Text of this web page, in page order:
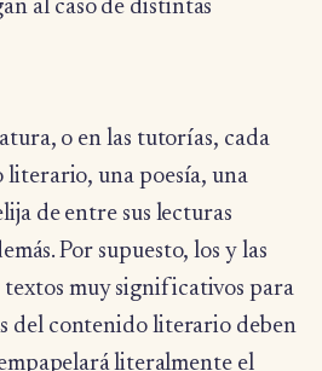
al caso de distintas
o en las tutorías, cada
una poesía, una
de entre sus lecturas
Por supuesto, los y las
textos muy significativos para
del contenido literario deben
literalmente el